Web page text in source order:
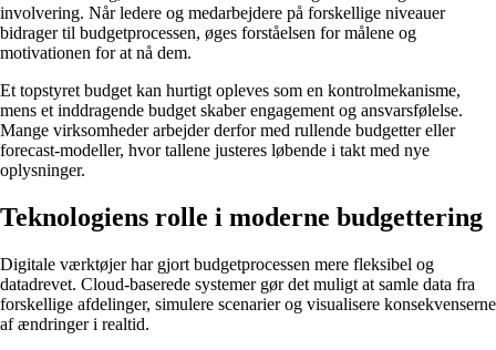
involvering. Når ledere og medarbejdere på forskellige niveauer
bidrager til budgetprocessen, øges forståelsen for målene og
motivationen for at nå dem.
Et topstyret budget kan hurtigt opleves som en kontrolmekanisme,
mens et inddragende budget skaber engagement og ansvarsfølelse.
Mange virksomheder arbejder derfor med rullende budgetter eller
forecast-modeller, hvor tallene justeres løbende i takt med nye
oplysninger.
Teknologiens rolle i moderne budgettering
Digitale værktøjer har gjort budgetprocessen mere fleksibel og
datadrevet. Cloud-baserede systemer gør det muligt at samle data fra
forskellige afdelinger, simulere scenarier og visualisere konsekvenserne
af ændringer i realtid.